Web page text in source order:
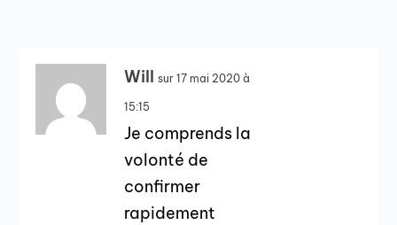
Will sur 17 mai 2020 à
15:15
Je comprends la
volonté de
confirmer
rapidement